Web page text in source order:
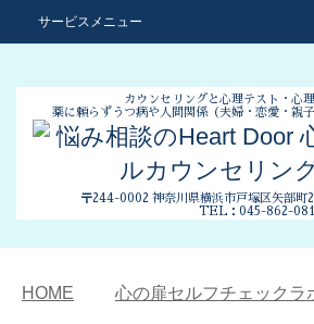
カウンセリングと心理テスト・心理
薬に頼らずうつ病や人間関係（夫婦・恋愛・親
〒244-0002 神奈川県横浜市戸塚区矢部町
TEL：045-862-
サービスメニュー
HOME 心の扉セルフチェックラ